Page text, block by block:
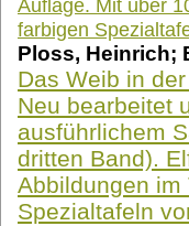
Ploss, Heinrich;
Das Weib in
Neu bearbeitet
ausführlichem
dritten Band).
Abbildungen im
Spezialtafeln